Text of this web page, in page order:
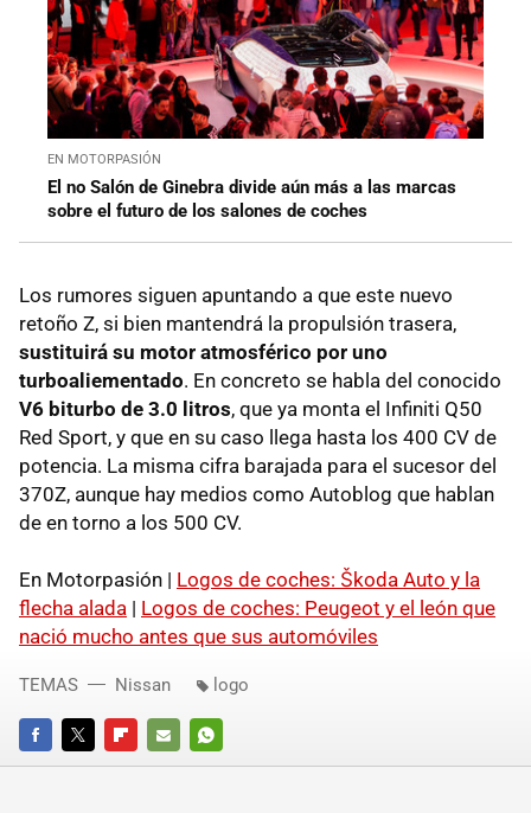
EN MOTORPASIÓN
El no Salón de Ginebra divide aún más a las marcas
sobre el futuro de los salones de coches
Los rumores siguen apuntando a que este nuevo
retoño Z, si bien mantendrá la propulsión trasera,
sustituirá su motor atmosférico por uno
turboaliementado. En concreto se habla del conocido
V6 biturbo de 3.0 litros, que ya monta el Infiniti Q50
Red Sport, y que en su caso llega hasta los 400 CV de
potencia. La misma cifra barajada para el sucesor del
370Z, aunque hay medios como Autoblog que hablan
de en torno a los 500 CV.
En Motorpasión | Logos de coches: Škoda Auto y la
flecha alada | Logos de coches: Peugeot y el león que
nació mucho antes que sus automóviles
FACEBOOKTWITTERFLIPBOARD
E-
WHATSAPP
TEMAS Nissan logo